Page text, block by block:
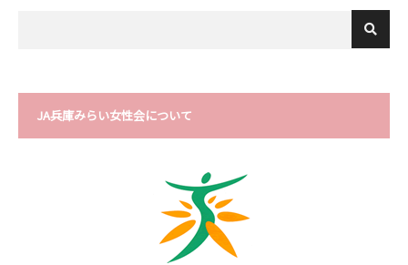
JA兵庫みらい女性会について